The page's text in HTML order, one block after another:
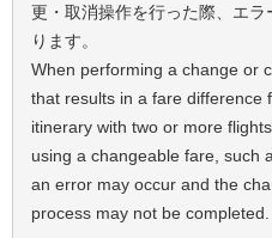
更・取消操作を行った際、エ
ります。
When performing a change or
that results in a fare difference
itinerary with two or more
using a changeable fare, such
an error may occur and the
process may not be completed.